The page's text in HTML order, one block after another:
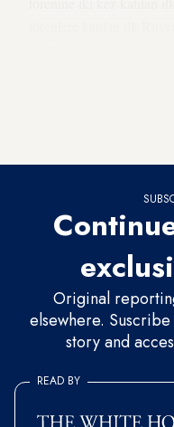
Original
elsewhere.
story and
READ BY